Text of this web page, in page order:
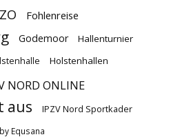
Fohlenreise
Godemoor Hallenturnier
Holstenhallen
NORD ONLINE
aus IPZV Nord Sportkader
Equsana